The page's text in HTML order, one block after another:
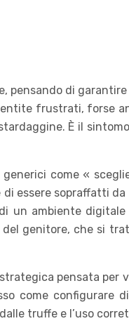
di
frustrati, forse
È il
come «
essere sopraffatti
ambiente
genitore, che si
pensata
come
truffe e l’uso